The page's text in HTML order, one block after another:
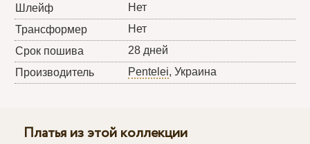
Шлейф
Нет
Трансформер
Нет
Срок пошива
28 дней
Производитель
Pentelei, Украина
Платья из этой коллекции